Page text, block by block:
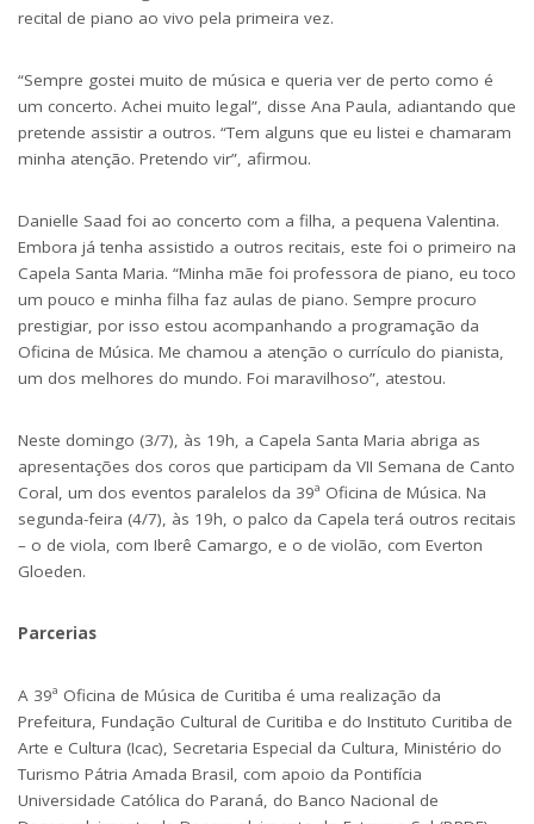
recital de piano ao vivo pela primeira vez.
“Sempre gostei muito de música e queria ver de perto como é
um concerto. Achei muito legal”, disse Ana Paula, adiantando que
pretende assistir a outros. “Tem alguns que eu listei e chamaram
minha atenção. Pretendo vir”, afirmou.
Danielle Saad foi ao concerto com a filha, a pequena Valentina.
Embora já tenha assistido a outros recitais, este foi o primeiro na
Capela Santa Maria. “Minha mãe foi professora de piano, eu toco
um pouco e minha filha faz aulas de piano. Sempre procuro
prestigiar, por isso estou acompanhando a programação da
Oficina de Música. Me chamou a atenção o currículo do pianista,
um dos melhores do mundo. Foi maravilhoso”, atestou.
Neste domingo (3/7), às 19h, a Capela Santa Maria abriga as
apresentações dos coros que participam da VII Semana de Canto
Coral, um dos eventos paralelos da 39ª Oficina de Música. Na
segunda-feira (4/7), às 19h, o palco da Capela terá outros recitais
– o de viola, com Iberê Camargo, e o de violão, com Everton
Gloeden.
Parcerias
A 39ª Oficina de Música de Curitiba é uma realização da
Prefeitura, Fundação Cultural de Curitiba e do Instituto Curitiba de
Arte e Cultura (Icac), Secretaria Especial da Cultura, Ministério do
Turismo Pátria Amada Brasil, com apoio da Pontifícia
Universidade Católica do Paraná, do Banco Nacional de